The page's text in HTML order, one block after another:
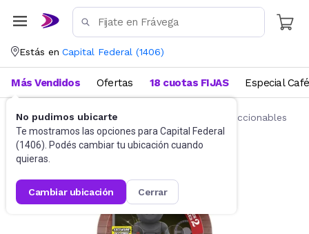
Estás en Capital Federal (1406)
No pudimos ubicarte
Te mostramos las opciones para Capital Federal
(1406). Podés cambiar tu ubicación cuando
quieras.
cambiar ubicación cerrar
Más Vendidos Ofertas 18 cuotas FIJAS Especial Café
Juguetes y Juegos Figuras de acción y coleccionables